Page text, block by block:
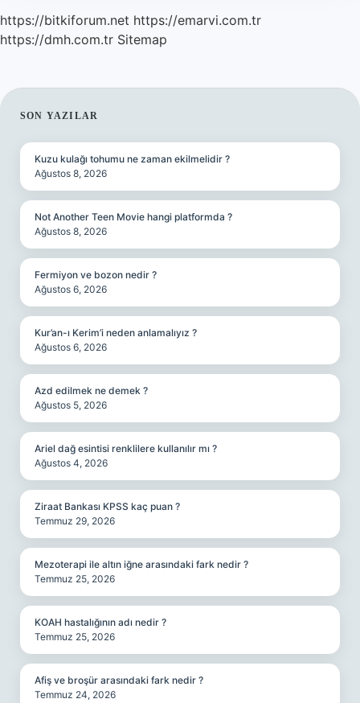
https://bitkiforum.net https://emarvi.com.tr
https://dmh.com.tr Sitemap
SIDEBAR
SON YAZILAR
Kuzu kulağı tohumu ne zaman ekilmelidir ?
Ağustos 8, 2026
Not Another Teen Movie hangi platformda ?
Ağustos 8, 2026
Fermiyon ve bozon nedir ?
Ağustos 6, 2026
Kur’an-ı Kerim’i neden anlamalıyız ?
Ağustos 6, 2026
Azd edilmek ne demek ?
Ağustos 5, 2026
Ariel dağ esintisi renklilere kullanılır mı ?
Ağustos 4, 2026
Ziraat Bankası KPSS kaç puan ?
Temmuz 29, 2026
Mezoterapi ile altın iğne arasındaki fark nedir ?
Temmuz 25, 2026
KOAH hastalığının adı nedir ?
Temmuz 25, 2026
Afiş ve broşür arasındaki fark nedir ?
Temmuz 24, 2026